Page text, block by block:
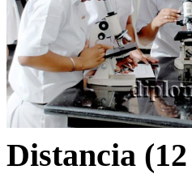
Distancia